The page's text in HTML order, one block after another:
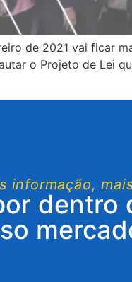
de 2021 vai ficar
o Projeto de Lei
informação,
dentro